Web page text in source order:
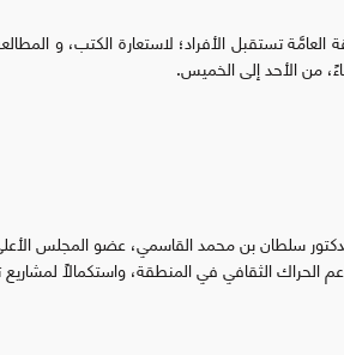
العامَّة تستقبل الأفراد؛ لاستعارة الكتب، و
سلطان بن محمد القاسمي، عضو المجلس الأعلى